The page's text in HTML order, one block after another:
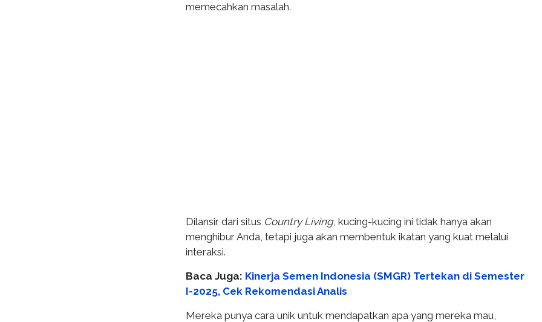
memecahkan masalah.
Dilansir dari situs Country Living, kucing-kucing ini tidak hanya akan
menghibur Anda, tetapi juga akan membentuk ikatan yang kuat melalui
interaksi.
Baca Juga: Kinerja Semen Indonesia (SMGR) Tertekan di Semester
I-2025, Cek Rekomendasi Analis
Mereka punya cara unik untuk mendapatkan apa yang mereka mau,